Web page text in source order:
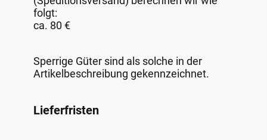
folgt:
ca. 80 €
Sperrige Güter sind als solche in der
Artikelbeschreibung gekennzeichnet.
Lieferfristen